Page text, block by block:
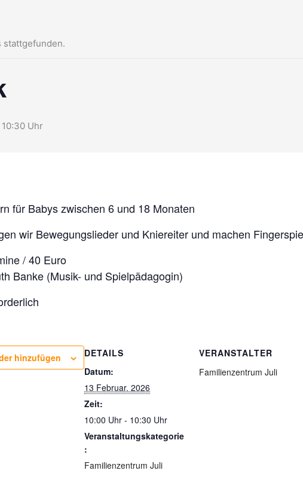
stattgefunden.
10:30 Uhr
für Babys zwischen 6 und 18 Monaten
wir Bewegungslieder und Kniereiter und machen
/ 40 Euro
Banke (Musik- und Spielpädagogin)
hinzufügen
DETAILS
Datum:
13 Februar. 2026
Zeit:
10:00 Uhr - 10:30 Uhr
Veranstaltungskategorie
:
Familienzentrum Juli
VERANSTALTER
Familienzentrum Juli